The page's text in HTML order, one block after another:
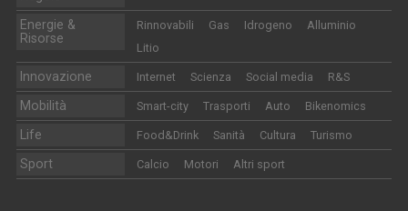
Energie &
Risorse
Rinnovabili Gas Idrogeno
Alluminio
Litio
Innovazione Internet Scienza Social media R&S
Mobilità Smart-city Trasporti Auto Bikenomics
Life Food&Drink Sanità Cultura Turismo
Sport Calcio Motori Altri sport